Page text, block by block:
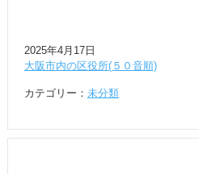
2025年4月17日
大阪市内の区役所(５０音順)
カテゴリー： 未分類